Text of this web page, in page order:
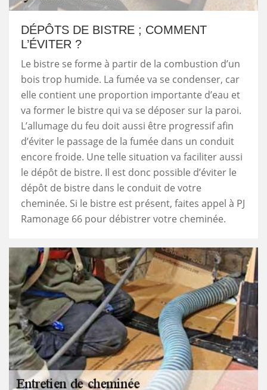
DÉPÔTS DE BISTRE ; COMMENT
L’ÉVITER ?
Le bistre se forme à partir de la combustion d’un
bois trop humide. La fumée va se condenser, car
elle contient une proportion importante d’eau et
va former le bistre qui va se déposer sur la paroi.
L’allumage du feu doit aussi être progressif afin
d’éviter le passage de la fumée dans un conduit
encore froide. Une telle situation va faciliter aussi
le dépôt de bistre. Il est donc possible d’éviter le
dépôt de bistre dans le conduit de votre
cheminée. Si le bistre est présent, faites appel à PJ
Ramonage 66 pour débistrer votre cheminée.